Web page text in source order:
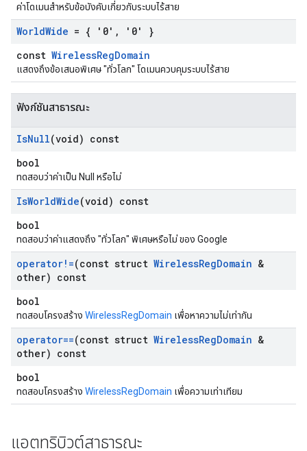
ค่าโดเมนสำหรับข้อบังคับเกี่ยวกับระบบไร้สาย
WorldWide = { '0' ,
'0' }
const WirelessRegDomain
แสดงถึงข้อเสนอพิเศษ "ทั่วโลก" โดเมนควบคุมระบบไร้สาย
ฟังก์ชันสาธารณะ
IsNull(void) const
bool
ทดสอบว่าค่าเป็น Null หรือไม่
IsWorldWide(void) const
bool
ทดสอบว่าค่าแสดงถึง "ทั่วโลก" พิเศษหรือไม่ ของ Google
operator!=(const struct WirelessRegDomain &
other) const
bool
ทดสอบโครงสร้าง WirelessRegDomain เพื่อหาความไม่เท่ากัน
operator==(const struct WirelessRegDomain &
other) const
bool
ทดสอบโครงสร้าง WirelessRegDomain เพื่อความเท่าเทียม
แอตทริบิวต์สาธารณะ